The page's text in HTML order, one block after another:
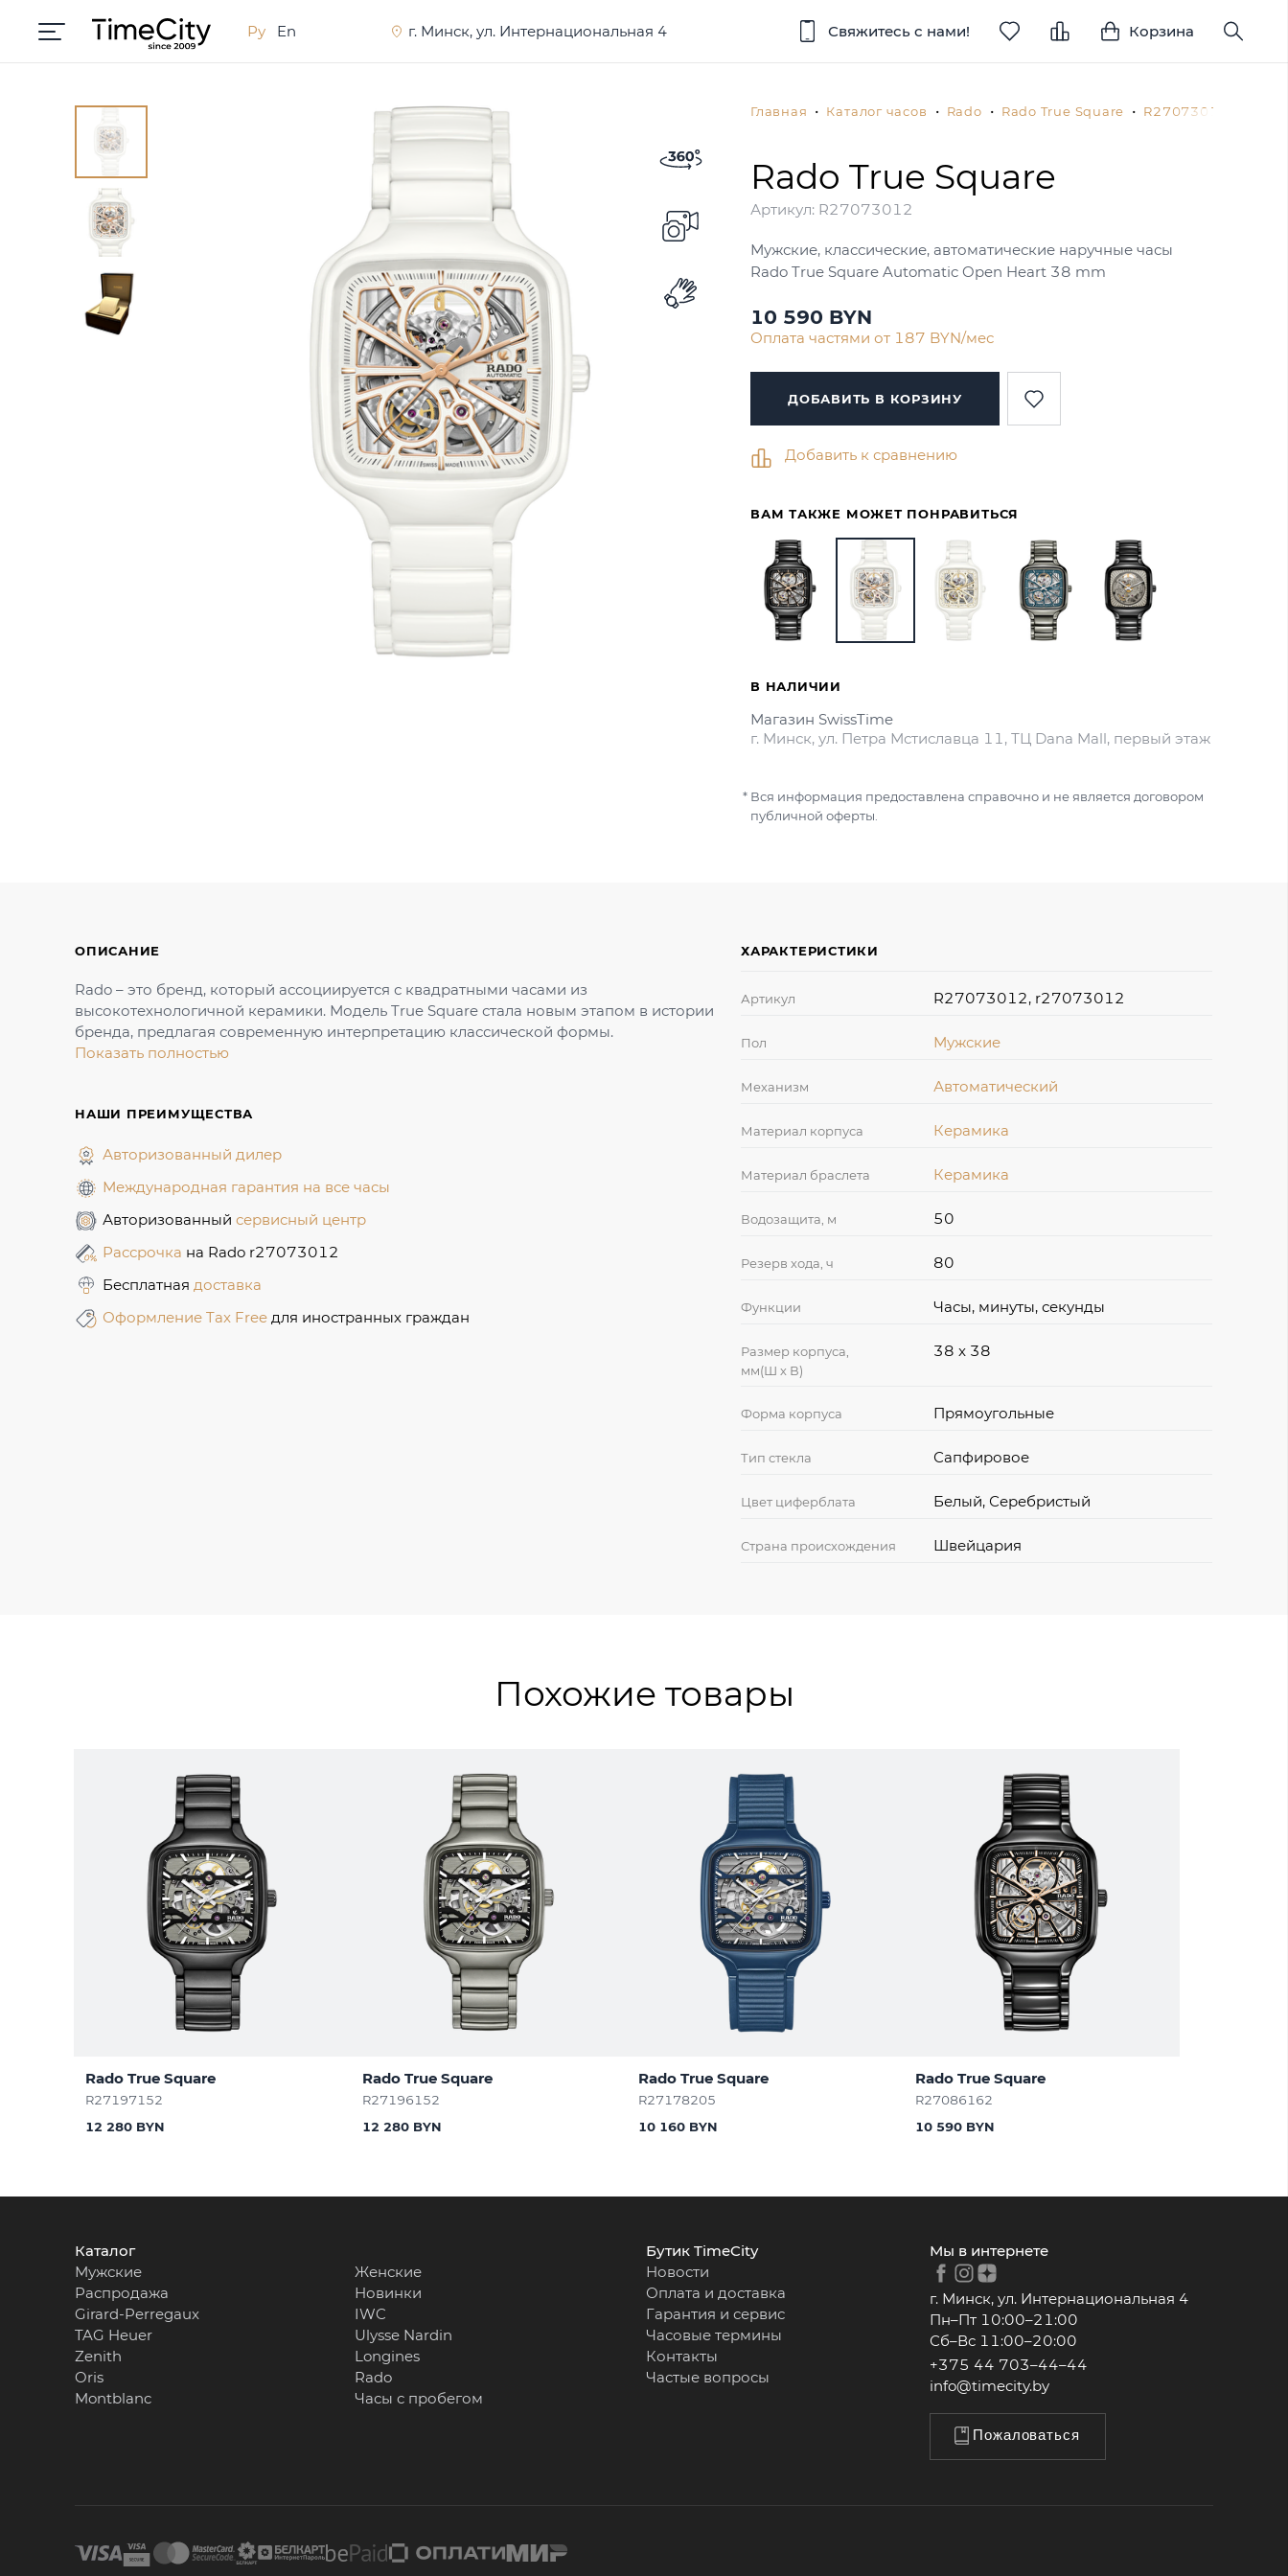
Ру En г. Минск, ул. Интернациональная 4 Свяжитесь с нами! Корзина
Главная Каталог часов Rado Rado True Square R27073012
Rado True Square
Артикул: R27073012
Мужские, классические, автоматические наручные часы
Rado True Square Automatic Open Heart 38 mm
10 590 BYN
Оплата частями от 187 BYN/мес
ДОБАВИТЬ В КОРЗИНУ
Добавить к сравнению
ВАМ ТАКЖЕ МОЖЕТ ПОНРАВИТЬСЯ
В НАЛИЧИИ
Магазин SwissTime
г. Минск, ул. Петра Мстиславца 11, ТЦ Dana Mall, первый этаж
Вся информация предоставлена справочно и не является договором
публичной оферты.
ОПИСАНИЕ
Rado – это бренд, который ассоциируется с квадратными часами из
высокотехнологичной керамики. Модель True Square стала новым этапом в истории
бренда, предлагая современную интерпретацию классической формы.
Показать полностью
НАШИ ПРЕИМУЩЕСТВА
Авторизованный дилер
Международная гарантия на все часы
Авторизованный сервисный центр
Рассрочка на Rado r27073012
Бесплатная доставка
Оформление Tax Free для иностранных граждан
ХАРАКТЕРИСТИКИ
Артикул R27073012, r27073012
Пол Мужские
Механизм Автоматический
Материал корпуса Керамика
Материал браслета Керамика
Водозащита, м 50
Резерв хода, ч 80
Функции Часы, минуты, секунды
Размер корпуса,
мм(Ш х В)
38 x 38
Форма корпуса Прямоугольные
Тип стекла Сапфировое
Цвет циферблата Белый, Серебристый
Страна происхождения Швейцария
Похожие товары
Rado True Square
R27197152
12 280 BYN
Rado True Square
R27196152
12 280 BYN
Rado True Square
R27178205
10 160 BYN
Rado True Square
R27086162
10 590 BYN
Каталог
Мужские
Женские
Распродажа
Новинки
Girard-Perregaux
IWC
TAG Heuer
Ulysse Nardin
Zenith
Longines
Oris
Rado
Montblanc
Часы с пробегом
Бутик TimeCity
Новости
Оплата и доставка
Гарантия и сервис
Часовые термины
Контакты
Частые вопросы
Мы в интернете
г. Минск, ул. Интернациональная 4
Пн–Пт 10:00–21:00
Сб–Вс 11:00–20:00
+375 44 703–44–44
info@timecity.by
Пожаловаться